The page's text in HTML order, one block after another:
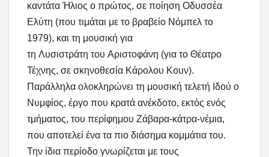
καντάτα Ήλιος ο πρώτος, σε ποίηση Οδυσσέα
Ελύτη (που τιμάται με το βραβείο Νόμπελ το
1979), και τη μουσική για
τη Λυσιστράτη του Αριστοφάνη (για το Θέατρο
Τέχνης, σε σκηνοθεσία Κάρολου Κουν).
Παράλληλα ολοκληρώνει τη μουσική τελετή Ιδού ο
Νυμφίος, έργο που κρατά ανέκδοτο, εκτός ενός
τμήματος, του περίφημου Ζάβαρα-κάτρα-νέμια,
που αποτελεί ένα τα πιο διάσημα κομμάτια του.
Την ίδια περίοδο γνωρίζεται με τους